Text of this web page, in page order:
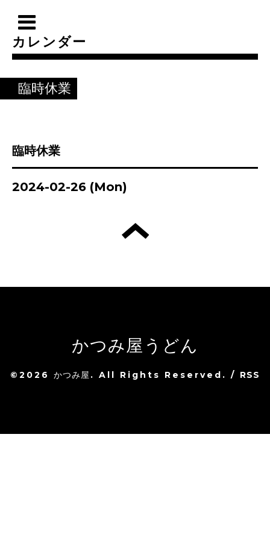
カレンダー
臨時休業
臨時休業
2024-02-26 (Mon)
かつみ屋うどん
©2026 かつみ屋 . All Rights Reserved. / RSS